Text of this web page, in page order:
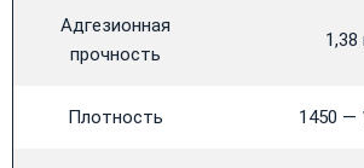
Адгезионная
прочность
1,38
Плотность 1450 —